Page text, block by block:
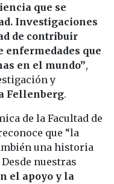
que se
Investigaciones
de contribuir
enfermedades que
en el mundo”,
y
Fellenberg.
de la Facultad de
que “la
una historia
nuestras
el apoyo y la